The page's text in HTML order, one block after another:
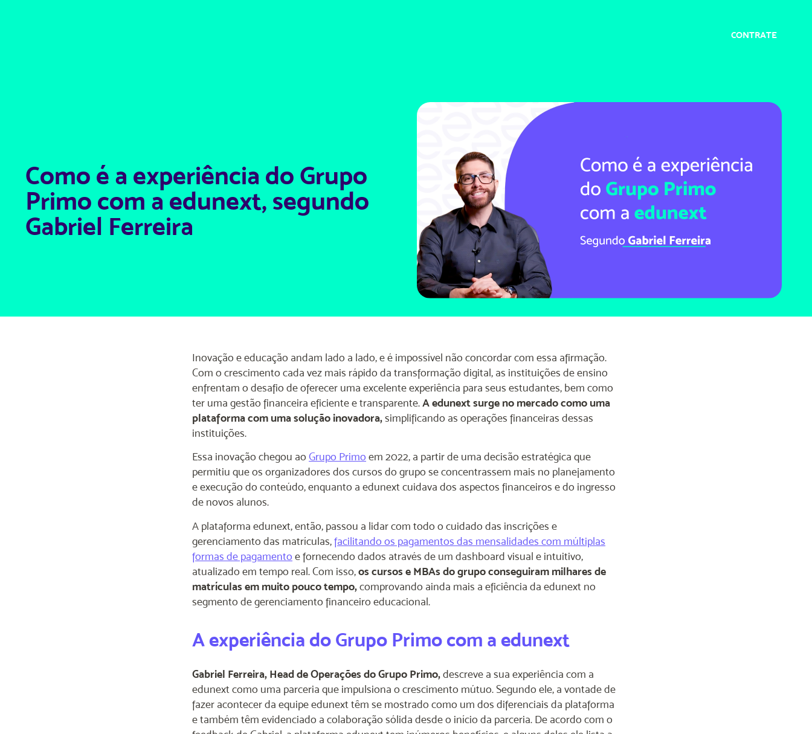
CONTRATE
Como é a experiência do Grupo
Primo com a edunext, segundo
Gabriel Ferreira
Inovação e educação andam lado a lado, e é impossível não concordar com essa afirmação.
Com o crescimento cada vez mais rápido da transformação digital, as instituições de ensino
enfrentam o desafio de oferecer uma excelente experiência para seus estudantes, bem como
ter uma gestão financeira eficiente e transparente.A edunext surge no mercado como uma
plataforma com uma solução inovadora,simplificando as operações financeiras dessas
instituições.
Essa inovação chegou ao Grupo Primo em 2022, a partir de uma decisão estratégica que
permitiu que os organizadores dos cursos do grupo se concentrassem mais no planejamento
e execução do conteúdo, enquanto a edunext cuidava dos aspectos financeiros e do ingresso
de novos alunos.
A plataforma edunext, então, passou a lidar com todo o cuidado das inscrições e
gerenciamento das matrículas,facilitando os pagamentos das mensalidades com múltiplas
formas de pagamento e fornecendo dados através de um dashboard visual e intuitivo,
atualizado em tempo real. Com isso,os cursos e MBAs do grupo conseguiram milhares de
matrículas em muito pouco tempo,comprovando ainda mais a eficiência da edunext no
segmento de gerenciamento financeiro educacional.
A experiência do Grupo Primo com a edunext
Gabriel Ferreira, Head de Operações do Grupo Primo,descreve a sua experiência com a
edunext como uma parceria que impulsiona o crescimento mútuo. Segundo ele, a vontade de
fazer acontecer da equipe edunext têm se mostrado como um dos diferenciais da plataforma
e também têm evidenciado a colaboração sólida desde o início da parceria. De acordo com o